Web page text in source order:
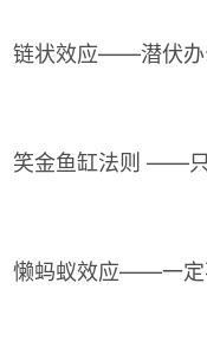
链状效应——潜伏办
笑金鱼缸法则 ——
懒蚂蚁效应——一定